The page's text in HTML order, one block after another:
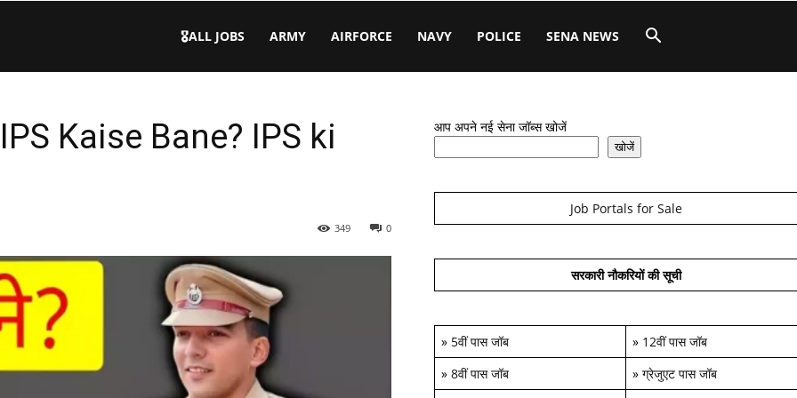
🎖️ALL JOBS ARMY AIRFORCE NAVY POLICE SENA NEWS
Kaise Bane? IPS ki
0
349
आप अपने नई सेना जॉब्स खोजें
खोजें
Job Portals for Sale
सरकारी नौकरियों की सूची
» 5वीं पास जॉब » 12वीं पास जॉब
» 8वीं पास जॉब » ग्रेजुएट पास जॉब